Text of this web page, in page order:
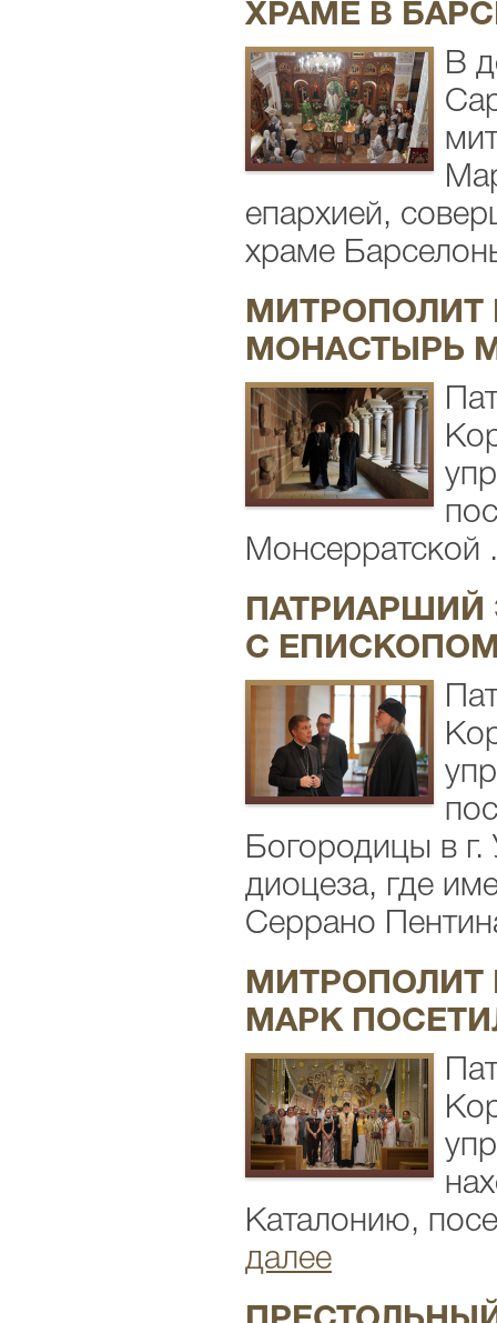
ХРАМЕ В
В
епархией,
храме
МИТРОПОЛИТ
МОНАСТЫРЬ
Монсерратской
С
Богородицы в г.
диоцеза, где
Серрано
МИТРОПОЛИТ
МАРК
Каталонию,
далее